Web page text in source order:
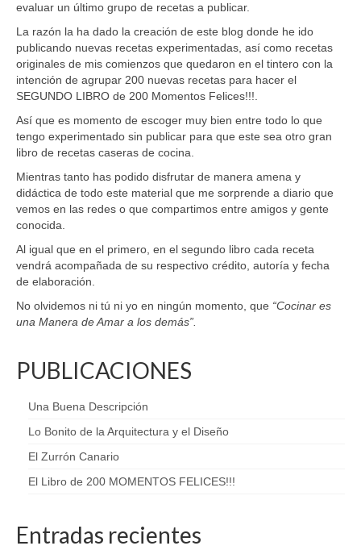
evaluar un último grupo de recetas a publicar.
La razón la ha dado la creación de este blog donde he ido
publicando nuevas recetas experimentadas, así como recetas
originales de mis comienzos que quedaron en el tintero con la
intención de agrupar 200 nuevas recetas para hacer el
SEGUNDO LIBRO de 200 Momentos Felices!!!.
Así que es momento de escoger muy bien entre todo lo que
tengo experimentado sin publicar para que este sea otro gran
libro de recetas caseras de cocina.
Mientras tanto has podido disfrutar de manera amena y
didáctica de todo este material que me sorprende a diario que
vemos en las redes o que compartimos entre amigos y gente
conocida.
Al igual que en el primero, en el segundo libro cada receta
vendrá acompañada de su respectivo crédito, autoría y fecha
de elaboración.
No olvidemos ni tú ni yo en ningún momento, que “Cocinar es
una Manera de Amar a los demás”.
PUBLICACIONES
Una Buena Descripción
Lo Bonito de la Arquitectura y el Diseño
El Zurrón Canario
El Libro de 200 MOMENTOS FELICES!!!
Entradas recientes